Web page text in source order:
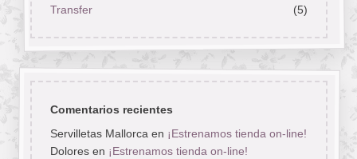
Transfer
(5)
Comentarios recientes
Servilletas Mallorcaen ¡Estrenamos tienda on-line!
Doloresen ¡Estrenamos tienda on-line!